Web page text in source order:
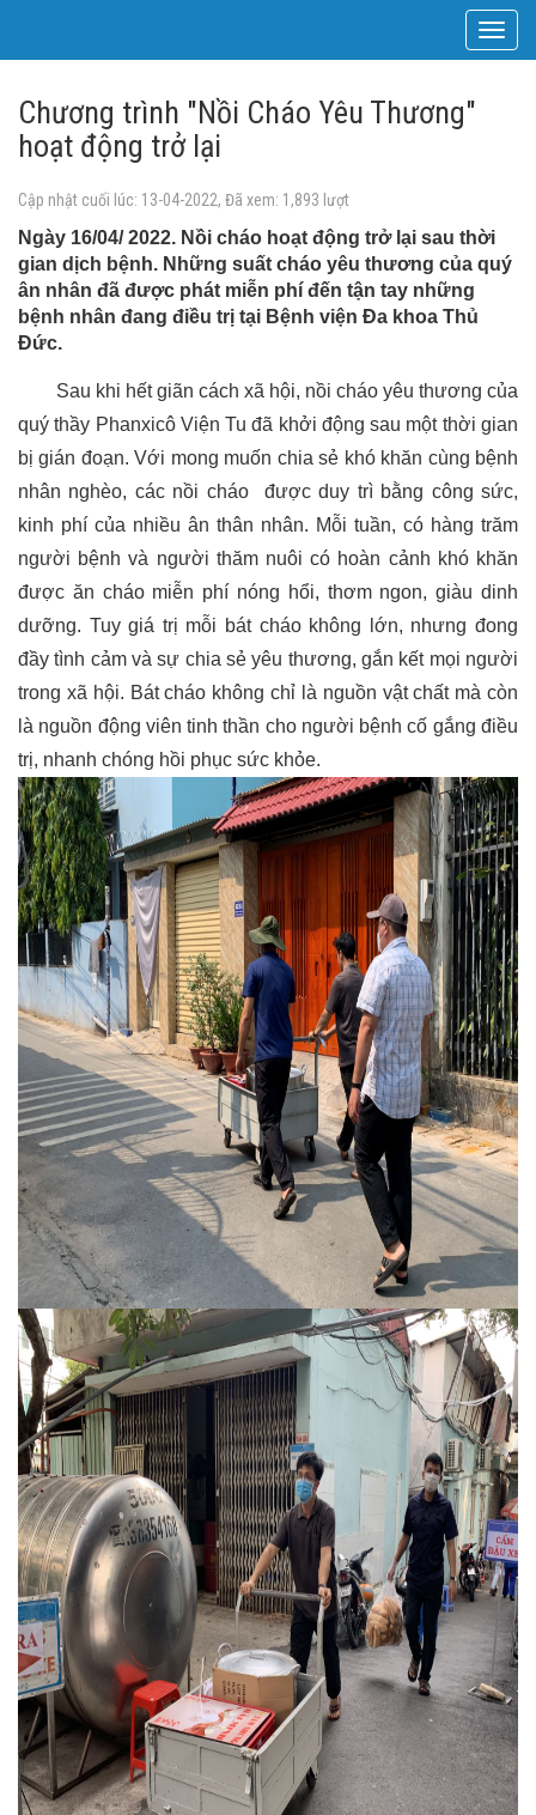
Toggle
Chương trình "Nồi Cháo Yêu Thương"
hoạt động trở lại
Cập nhật cuối lúc: 13-04-2022, Đã xem: 1,893 lượt
Ngày 16/04/ 2022. Nồi cháo hoạt động trở lại sau thời
gian dịch bệnh. Những suất cháo yêu thương của quý
ân nhân đã được phát miễn phí đến tận tay những
bệnh nhân đang điều trị tại Bệnh viện Đa khoa Thủ
Đức.
Sau khi hết giãn cách xã hội, nồi cháo yêu thương của
quý thầy Phanxicô Viện Tu đã khởi động sau một thời gian
bị gián đoạn. Với mong muốn chia sẻ khó khăn cùng bệnh
nhân nghèo, các nồi cháo được duy trì bằng công sức,
kinh phí của nhiều ân thân nhân. Mỗi tuần, có hàng trăm
người bệnh và người thăm nuôi có hoàn cảnh khó khăn
được ăn cháo miễn phí nóng hổi, thơm ngon, giàu dinh
dưỡng. Tuy giá trị mỗi bát cháo không lớn, nhưng đong
đầy tình cảm và sự chia sẻ yêu thương, gắn kết mọi người
trong xã hội. Bát cháo không chỉ là nguồn vật chất mà còn
là nguồn động viên tinh thần cho người bệnh cố gắng điều
trị, nhanh chóng hồi phục sức khỏe.